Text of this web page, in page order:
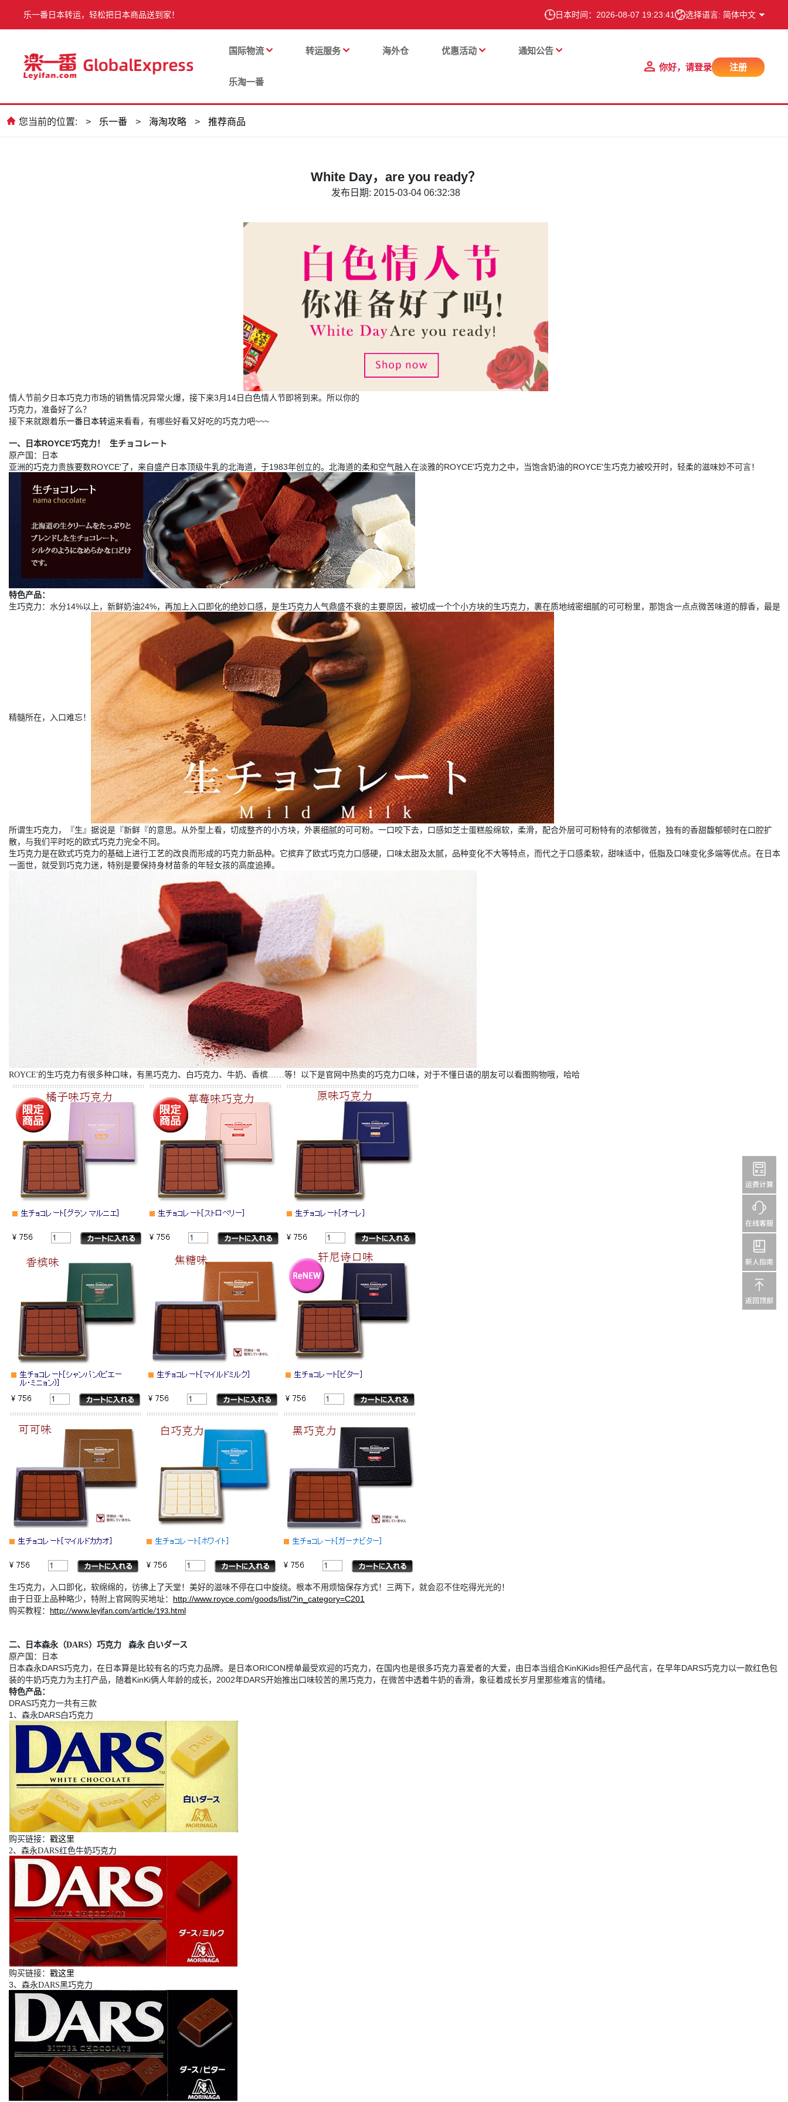
乐一番日本转运，轻松把日本商品送到家！ 日本时间： 2026-08-07 19:23:43 选择语言: 简体中文
国际物流 转运服务 海外仓 优惠活动 通知公告
乐淘一番
你好，请登录 注册
您当前的位置: > 乐一番 > 海淘攻略 > 推荐商品
White Day，are you ready？
发布日期: 2015-03-04 06:32:38
情人节前夕日本巧克力市场的销售情况异常火爆，接下来3月14日白色情人节即将到来。所以你的
巧克力，准备好了么？
接下来就跟着乐一番日本转运来看看，有哪些好看又好吃的巧克力吧~~~
一、日本ROYCE'巧克力！ 生チョコレート
原产国：日本
亚洲的巧克力贵族要数ROYCE'了，来自盛产日本顶级牛乳的北海道，于1983年创立的。北海道的柔和空气融入在淡雅的ROYCE'巧克力之中，当饱含奶油的ROYCE'生巧克力被咬开时，轻柔的滋味妙不可言！
特色产品：
生巧克力：水分14%以上，新鲜奶油24%，再加上入口即化的绝妙口感，是生巧克力人气鼎盛不衰的主要原因，被切成一个个小方块的生巧克力，裹在质地绒密细腻的可可粉里，那饱含一点点微苦味道的醇香，最是
精髓所在，入口难忘！
所谓生巧克力，『生』据说是『新鲜『的意思。从外型上看，切成整齐的小方块，外裹细腻的可可粉。一口咬下去，口感如芝士蛋糕般绵软，柔滑，配合外层可可粉特有的浓郁微苦，独有的香甜馥郁顿时在口腔扩
散，与我们平时吃的欧式巧克力完全不同。
生巧克力是在欧式巧克力的基础上进行工艺的改良而形成的巧克力新品种。它摈弃了欧式巧克力口感硬，口味太甜及太腻，品种变化不大等特点，而代之于口感柔软，甜味适中，低脂及口味变化多端等优点。在日本
一面世，就受到巧克力迷，特别是要保持身材苗条的年轻女孩的高度追捧。
ROYCE'的生巧克力有很多种口味，有黑巧克力、白巧克力、牛奶、香槟……等！以下是官网中热卖的巧克力口味，对于不懂日语的朋友可以看图购物哦，哈哈
生巧克力，入口即化，软绵绵的，彷彿上了天堂！美好的滋味不停在口中旋绕。根本不用烦恼保存方式！三两下，就会忍不住吃得光光的！
由于日亚上品种略少，特附上官网购买地址： http://www.royce.com/goods/list/?in_category=C201
购买教程：
http://www.leyifan.com/article/193.html
二、日本森永（DARS）巧克力 森永 白いダース
原产国：日本
日本森永DARS巧克力，在日本算是比较有名的巧克力品牌。是日本ORICON榜单最受欢迎的巧克力，在国内也是很多巧克力喜爱者的大爱，由日本当组合KinKiKids担任产品代言，在早年DARS巧克力以一款红色包
装的牛奶巧克力为主打产品，随着KinKi俩人年龄的成长，2002年DARS开始推出口味较苦的黑巧克力，在微苦中透着牛奶的香滑，象征着成长岁月里那些难言的情绪。
特色产品：
DRAS巧克力一共有三款
1、森永DARS白巧克力
购买链接： 戳这里
2、森永DARS红色牛奶巧克力
购买链接： 戳这里
3、 森永DARS黑巧克力